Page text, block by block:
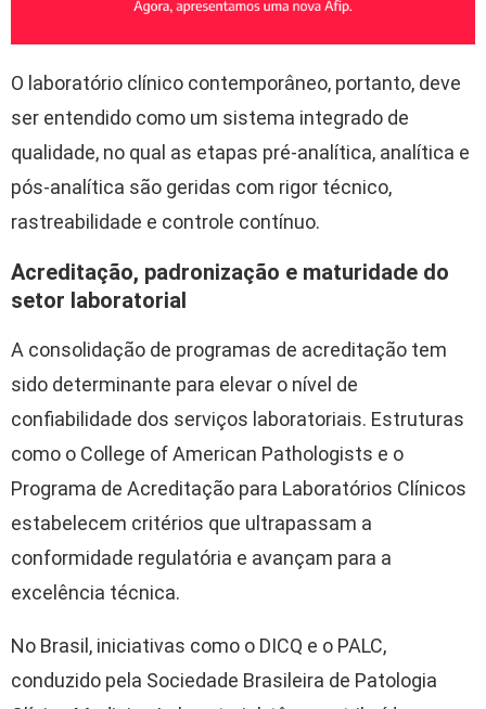
O laboratório clínico contemporâneo, portanto, deve
ser entendido como um sistema integrado de
qualidade, no qual as etapas pré-analítica, analítica e
pós-analítica são geridas com rigor técnico,
rastreabilidade e controle contínuo.
Acreditação, padronização e maturidade do
setor laboratorial
A consolidação de programas de acreditação tem
sido determinante para elevar o nível de
confiabilidade dos serviços laboratoriais. Estruturas
como o College of American Pathologists e o
Programa de Acreditação para Laboratórios Clínicos
estabelecem critérios que ultrapassam a
conformidade regulatória e avançam para a
excelência técnica.
No Brasil, iniciativas como o DICQ e o PALC,
conduzido pela Sociedade Brasileira de Patologia